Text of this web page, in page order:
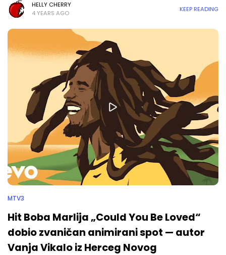
HELLY CHERRY
4 YEARS AGO
KEEP READING
MTV3
Hit Boba Marlija „Could You Be Loved“
dobio zvaničan animirani spot — autor
Vanja Vikalo iz Herceg Novog